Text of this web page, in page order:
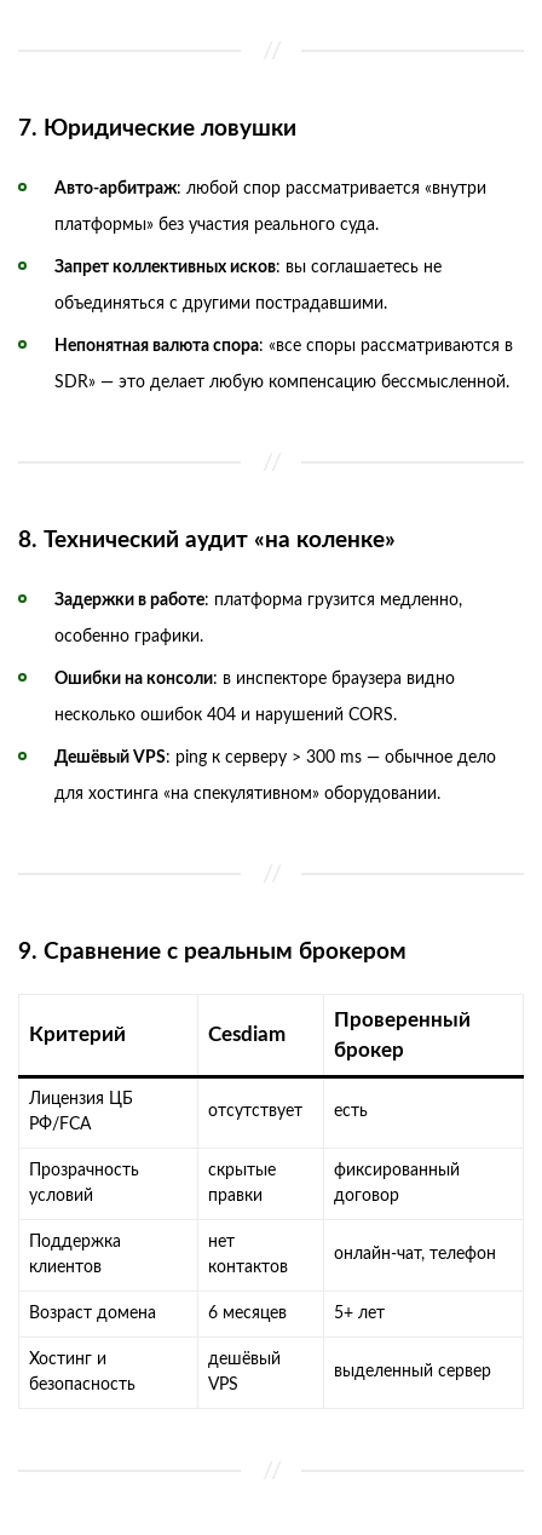
7. Юридические ловушки
Авто-арбитраж: любой спор рассматривается «внутри
платформы» без участия реального суда.
Запрет коллективных исков: вы соглашаетесь не
объединяться с другими пострадавшими.
Непонятная валюта спора: «все споры рассматриваются в
SDR» — это делает любую компенсацию бессмысленной.
8. Технический аудит «на коленке»
Задержки в работе: платформа грузится медленно,
особенно графики.
Ошибки на консоли: в инспекторе браузера видно
несколько ошибок 404 и нарушений CORS.
Дешёвый VPS: ping к серверу > 300 ms — обычное дело
для хостинга «на спекулятивном» оборудовании.
9. Сравнение с реальным брокером
Критерий Cesdiam
Проверенный
брокер
Лицензия ЦБ
РФ/FCA
отсутствует есть
Прозрачность
условий
скрытые
правки
фиксированный
договор
Поддержка
клиентов
нет
контактов
онлайн-чат, телефон
Возраст домена 6 месяцев 5+ лет
Хостинг и
безопасность
дешёвый
VPS
выделенный сервер